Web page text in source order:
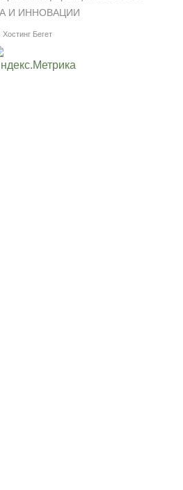
И ИННОВАЦИИ
Хостинг Бегет